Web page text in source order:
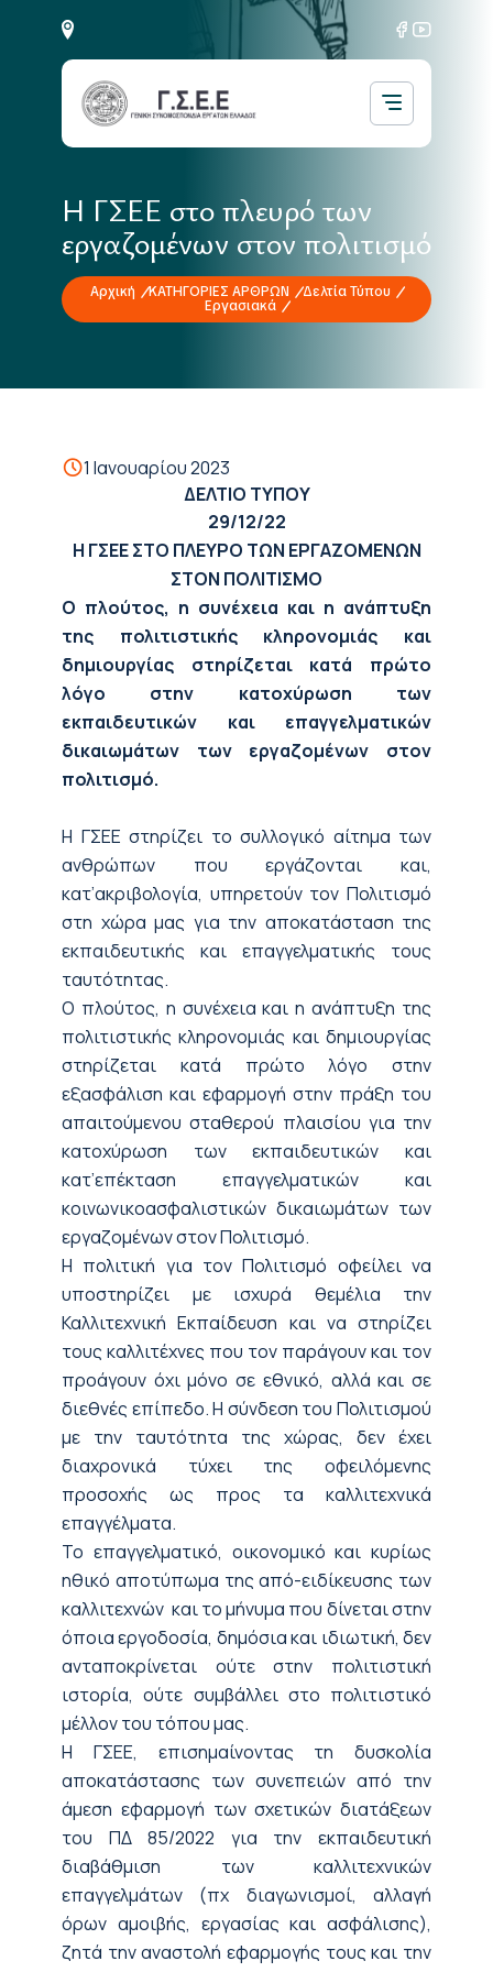
Η ΓΣΕΕ στο πλευρό των
εργαζομένων στον πολιτισμό
Αρχική ΚΑΤΗΓΟΡΙΕΣ ΑΡΘΡΩΝ
Δελτία Τύπου
Εργασιακά
1 Ιανουαρίου 2023
ΔΕΛΤΙΟ ΤΥΠΟΥ
29/12/22
Η ΓΣΕΕ ΣΤΟ ΠΛΕΥΡΟ ΤΩΝ ΕΡΓΑΖΟΜΕΝΩΝ
ΣΤΟΝ ΠΟΛΙΤΙΣΜΟ
Ο πλούτος, η συνέχεια και η ανάπτυξη
της πολιτιστικής κληρονομιάς και
δημιουργίας στηρίζεται κατά πρώτο
λόγο στην κατοχύρωση των
εκπαιδευτικών και επαγγελματικών
δικαιωμάτων των εργαζομένων στον
πολιτισμό.
Η ΓΣΕΕ στηρίζει το συλλογικό αίτημα των
ανθρώπων που εργάζονται και,
κατ’ακριβολογία, υπηρετούν τον Πολιτισμό
στη χώρα μας για την αποκατάσταση της
εκπαιδευτικής και επαγγελματικής τους
ταυτότητας.
Ο πλούτος, η συνέχεια και η ανάπτυξη της
πολιτιστικής κληρονομιάς και δημιουργίας
στηρίζεται κατά πρώτο λόγο στην
εξασφάλιση και εφαρμογή στην πράξη του
απαιτούμενου σταθερού πλαισίου για την
κατοχύρωση των εκπαιδευτικών και
κατ’επέκταση επαγγελματικών και
κοινωνικοασφαλιστικών δικαιωμάτων των
εργαζομένων στον Πολιτισμό.
Η πολιτική για τον Πολιτισμό οφείλει να
υποστηρίζει με ισχυρά θεμέλια την
Καλλιτεχνική Εκπαίδευση και να στηρίζει
τους καλλιτέχνες που τον παράγουν και τον
προάγουν όχι μόνο σε εθνικό, αλλά και σε
διεθνές επίπεδο. Η σύνδεση του Πολιτισμού
με την ταυτότητα της χώρας, δεν έχει
διαχρονικά τύχει της οφειλόμενης
προσοχής ως προς τα καλλιτεχνικά
επαγγέλματα.
Το επαγγελματικό, οικονομικό και κυρίως
ηθικό αποτύπωμα της από-ειδίκευσης των
καλλιτεχνών και το μήνυμα που δίνεται στην
όποια εργοδοσία, δημόσια και ιδιωτική, δεν
ανταποκρίνεται ούτε στην πολιτιστική
ιστορία, ούτε συμβάλλει στο πολιτιστικό
μέλλον του τόπου μας.
Η ΓΣΕΕ, επισημαίνοντας τη δυσκολία
αποκατάστασης των συνεπειών από την
άμεση εφαρμογή των σχετικών διατάξεων
του ΠΔ 85/2022 για την εκπαιδευτική
διαβάθμιση των καλλιτεχνικών
επαγγελμάτων (πχ διαγωνισμοί, αλλαγή
όρων αμοιβής, εργασίας και ασφάλισης),
ζητά την αναστολή εφαρμογής τους και την